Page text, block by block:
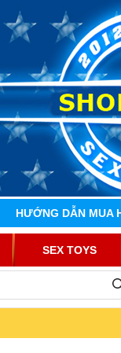
HƯỚNG DẪN MUA
SEX TOYS